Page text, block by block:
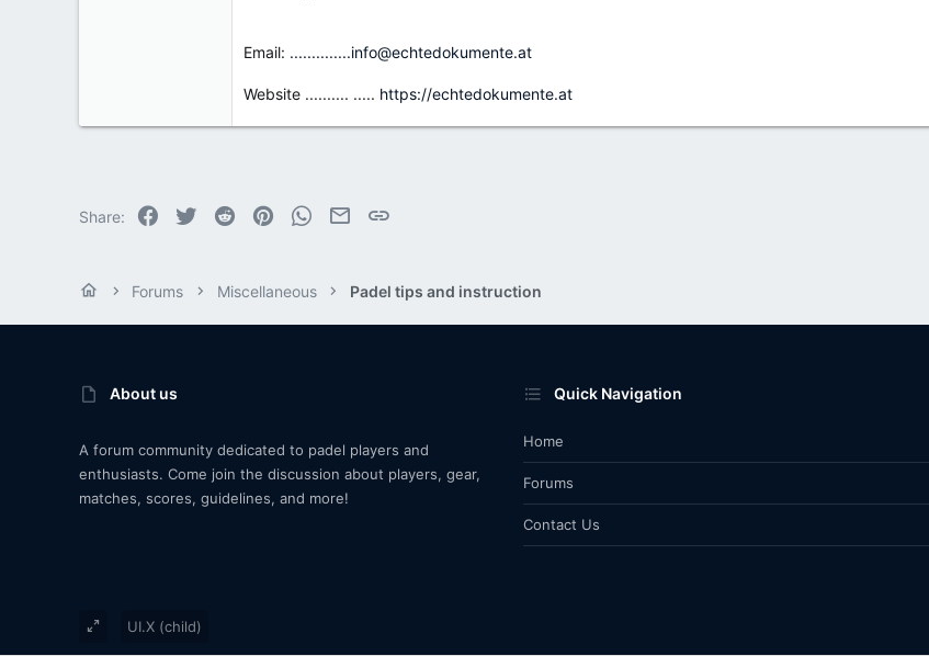
Email: ..............info@echtedokumente.at
Website .......... ..... https://echtedokumente.at
Share: Facebook
Twitter Reddit PinterestWhatsApp
EmailLink
Forums Miscellaneous Padel tips and instruction
About us
A forum community dedicated to padel players and
enthusiasts. Come join the discussion about players, gear,
matches, scores, guidelines, and more!
Quick Navigation
Home
Forums
Contact Us
UI.X (child)